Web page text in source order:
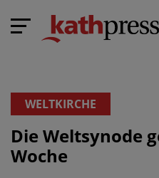
WELTKIRCHE
Die Weltsynode
Woche